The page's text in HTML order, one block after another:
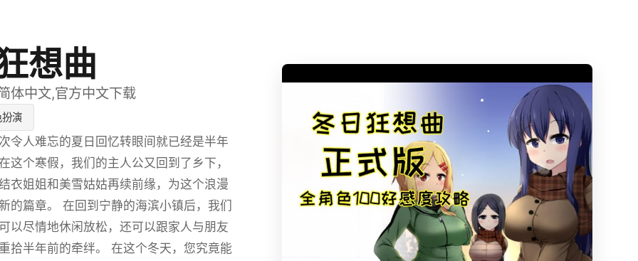
想曲
体中文,官方中文下载
演
令人难忘的夏日回忆转眼间就已经是半年
这个寒假，我们的主人公又回到了乡下，
衣姐姐和美雪姑姑再续前缘，为这个浪漫
的篇章。 在回到宁静的海滨小镇后，我们
以尽情地休闲放松，还可以跟家人与朋友
拾半年前的牵绊。 在这个冬天，您究竟能